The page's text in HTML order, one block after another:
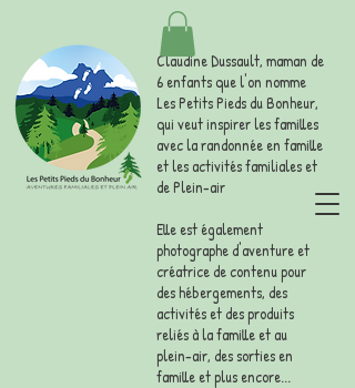
Claudine Dussault, maman de
6 enfants que l'on nomme
Les Petits Pieds du Bonheur,
qui veut inspirer les familles
avec la randonnée en famille
et les activités familiales et
de Plein-air
Elle est également
photographe d'aventure et
créatrice de contenu pour
des hébergements, des
activités et des produits
reliés à la famille et au
plein-air, des sorties en
famille et plus encore...